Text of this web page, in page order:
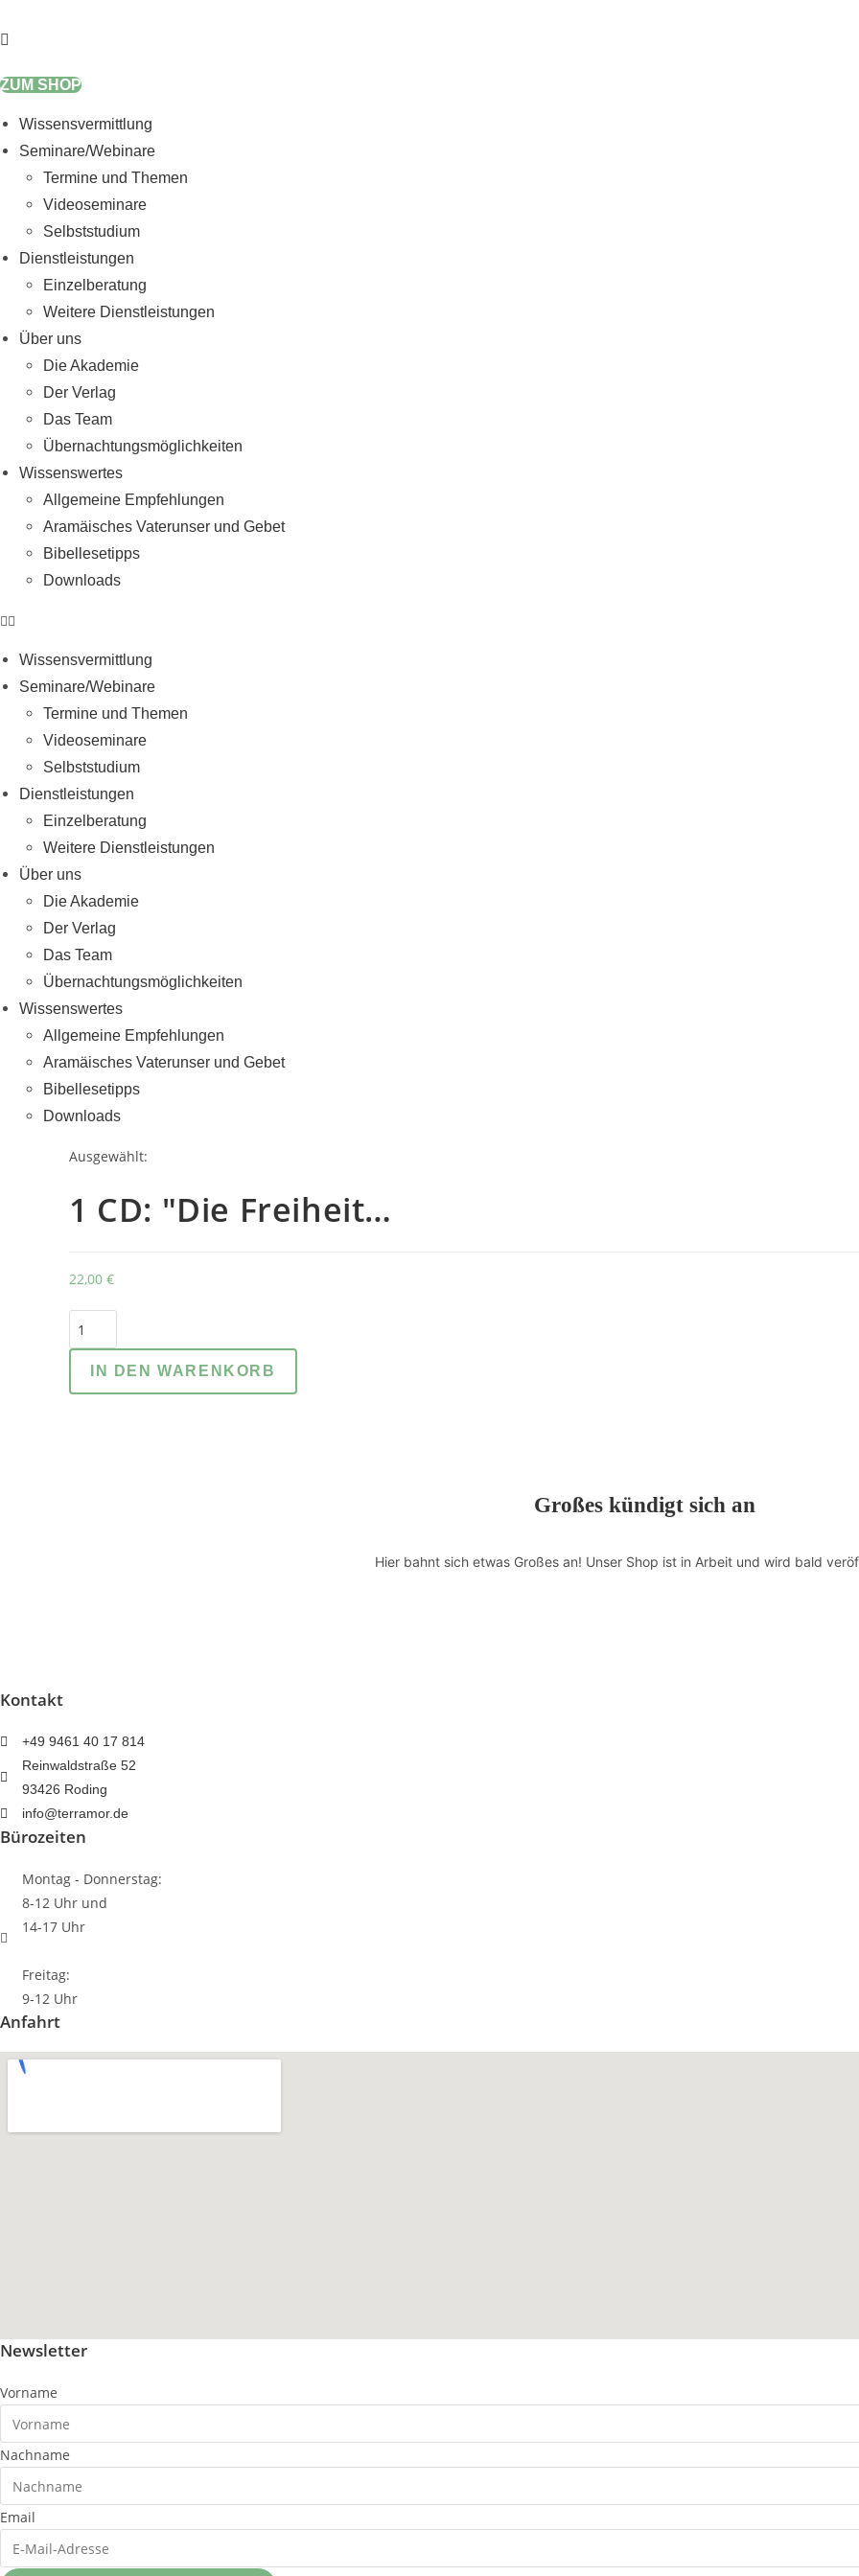
Inhalt
ZUM SHOP
Wissensvermittlung
Seminare/Webinare
Termine und Themen
Videoseminare
Selbststudium
Dienstleistungen
Einzelberatung
Weitere Dienstleistungen
Über uns
Die Akademie
Der Verlag
Das Team
Übernachtungsmöglichkeiten
Wissenswertes
Allgemeine Empfehlungen
Aramäisches Vaterunser und Gebet
Bibellesetipps
Downloads
Wissensvermittlung
Seminare/Webinare
Termine und Themen
Videoseminare
Selbststudium
Dienstleistungen
Einzelberatung
Weitere Dienstleistungen
Über uns
Die Akademie
Der Verlag
Das Team
Übernachtungsmöglichkeiten
Wissenswertes
Allgemeine Empfehlungen
Aramäisches Vaterunser und Gebet
Bibellesetipps
Downloads
Ausgewählt:
1 CD: "Die Freiheit…
22,00 €
CD:
"Die
Freiheit
IN DEN WARENKORB
Großes kündigt sich an
Hier bahnt sich etwas Großes an! Unser Shop ist in Arbeit und wird bald
Kontakt
+49 9461 40 17 814
Reinwaldstraße 52
93426 Roding
info@terramor.de
Bürozeiten
Montag - Donnerstag:
8-12 Uhr und
14-17 Uhr
Freitag:
9-12 Uhr
Anfahrt
Newsletter
Vorname
Nachname
Email